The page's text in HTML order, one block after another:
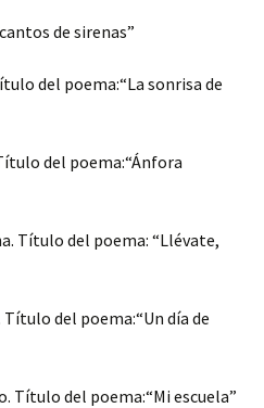
de sirenas”
del poema:“La sonrisa de
del poema:“Ánfora
Título del poema: “Llévate,
del poema:“Un día de
Título del poema:“Mi escuela”